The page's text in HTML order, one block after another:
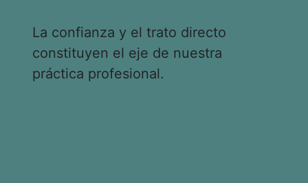
La confianza y el trato directo
constituyen el eje de nuestra
práctica profesional.